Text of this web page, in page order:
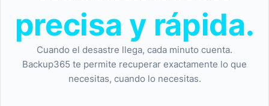
precisa y rápida.
Cuando el desastre llega, cada minuto cuenta.
Backup365 te permite recuperar exactamente lo que
necesitas, cuando lo necesitas.